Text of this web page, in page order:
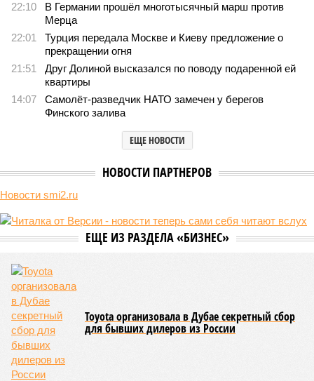
22:10
В Германии прошёл многотысячный марш против
Мерца
22:01
Турция передала Москве и Киеву предложение о
прекращении огня
21:51
Друг Долиной высказался по поводу подаренной ей
квартиры
14:07
Самолёт-разведчик НАТО замечен у берегов
Финского залива
ЕЩЕ НОВОСТИ
НОВОСТИ ПАРТНЕРОВ
Новости smi2.ru
ЕЩЕ ИЗ РАЗДЕЛА «БИЗНЕС»
Toyota организовала в Дубае секретный сбор
для бывших дилеров из России